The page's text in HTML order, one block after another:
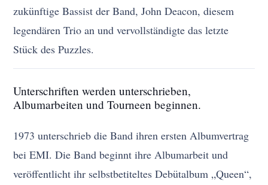
zukünftige Bassist der Band, John Deacon, diesem
legendären Trio an und vervollständigte das letzte
Stück des Puzzles.
Unterschriften werden unterschrieben,
Albumarbeiten und Tourneen beginnen.
1973 unterschrieb die Band ihren ersten Albumvertrag
bei EMI. Die Band beginnt ihre Albumarbeit und
veröffentlicht ihr selbstbetiteltes Debütalbum „Queen“,